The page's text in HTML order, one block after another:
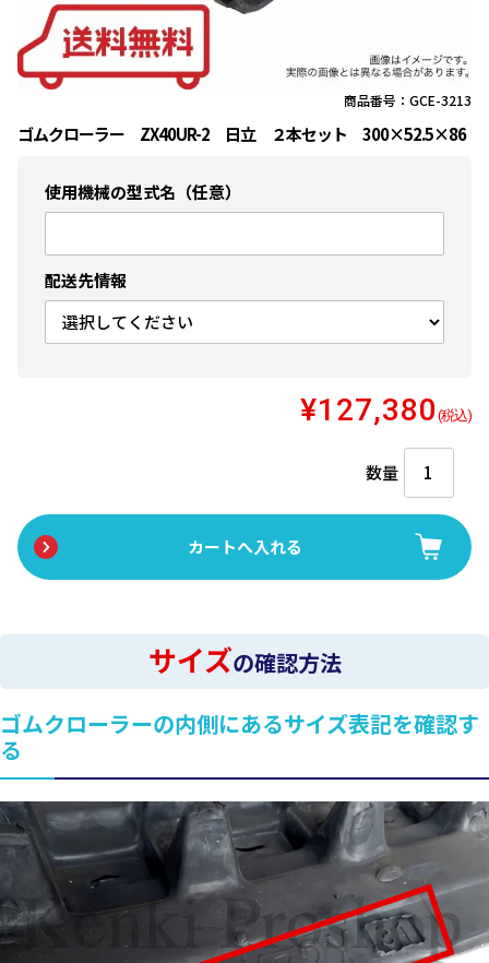
商品番号：GCE-3213
ゴムクローラー ZX40UR-2 日立 ２本セット 300×52.5×86
使用機械の型式名（任意）
配送先情報
¥127,380 (税込)
数量
サイズの確認方法
ゴムクローラーの内側にあるサイズ表記を確認す
る